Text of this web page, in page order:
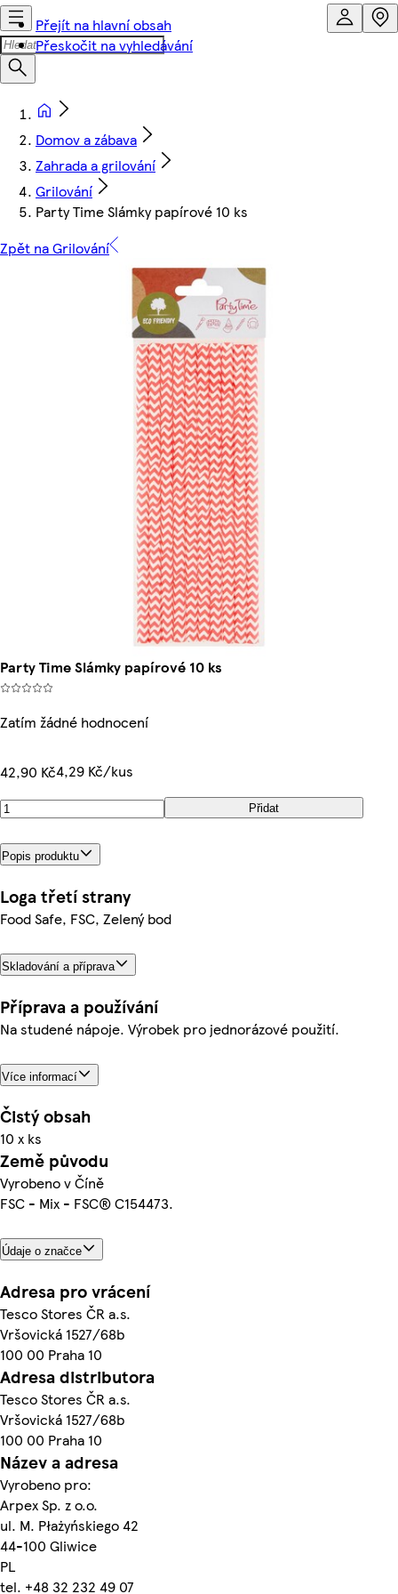
Přejít na hlavní obsah
Přeskočit na vyhledávání
Domov a zábava
Zahrada a grilování
Grilování
Party Time Slámky papírové 10 ks
Zpět na Grilování
Party Time Slámky papírové 10 ks
Zatím žádné hodnocení
42,90 Kč4,29 Kč/kus
Přidat
Popis produktu
Loga třetí strany
Food Safe, FSC, Zelený bod
Skladování a příprava
Příprava a používání
Na studené nápoje. Výrobek pro jednorázové použití.
Více informací
Čistý obsah
10 x ks
Země původu
Vyrobeno v Číně
FSC - Mix - FSC® C154473.
Údaje o značce
Adresa pro vrácení
Tesco Stores ČR a.s.
Vršovická 1527/68b
100 00 Praha 10
Adresa distributora
Tesco Stores ČR a.s.
Vršovická 1527/68b
100 00 Praha 10
Název a adresa
Vyrobeno pro:
Arpex Sp. z o.o.
ul. M. Płażyńskiego 42
44-100 Gliwice
PL
tel. +48 32 232 49 07